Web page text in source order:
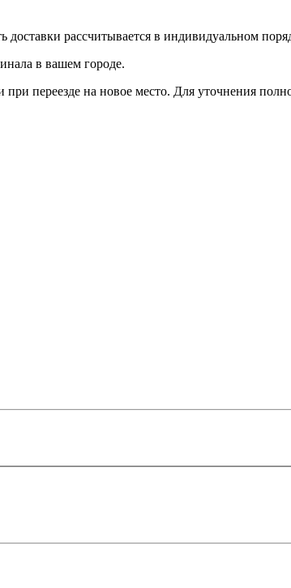
рассчитывается в индивидуальном
в вашем городе.
переезде на новое место. Для уточнения